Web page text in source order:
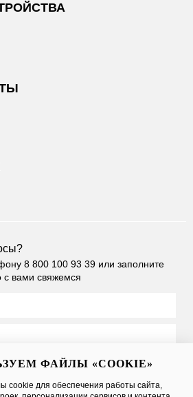
8 800 100 93 39 или заполните
вами свяжемся
ФАЙЛЫ «COOKIE»
cookie для обеспечения работы сайта,